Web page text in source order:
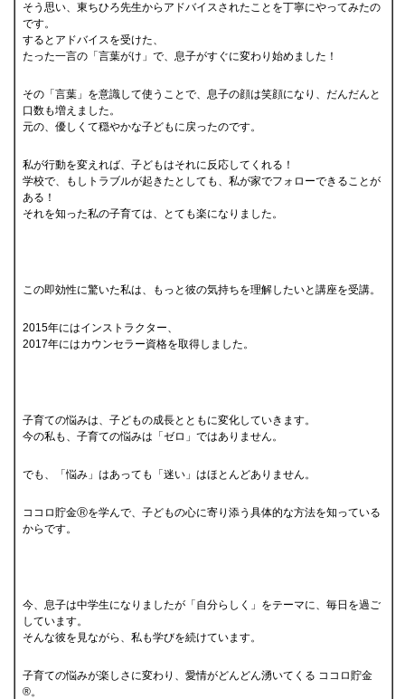
そう思い、東ちひろ先生からアドバイスされたことを丁寧にやってみたの
です。
するとアドバイスを受けた、
たった一言の「言葉がけ」で、息子がすぐに変わり始めました！
その「言葉」を意識して使うことで、息子の顔は笑顔になり、だんだんと
口数も増えました。
元の、優しくて穏やかな子どもに戻ったのです。
私が行動を変えれば、子どもはそれに反応してくれる！
学校で、もしトラブルが起きたとしても、私が家でフォローできることが
ある！
それを知った私の子育ては、とても楽になりました。
この即効性に驚いた私は、もっと彼の気持ちを理解したいと講座を受講。
2015年にはインストラクター、
2017年にはカウンセラー資格を取得しました。
子育ての悩みは、子どもの成長とともに変化していきます。
今の私も、子育ての悩みは「ゼロ」ではありません。
でも、「悩み」はあっても「迷い」はほとんどありません。
ココロ貯金Ⓡを学んで、子どもの心に寄り添う具体的な方法を知っている
からです。
今、息子は中学生になりましたが「自分らしく」をテーマに、毎日を過ご
しています。
そんな彼を見ながら、私も学びを続けています。
子育ての悩みが楽しさに変わり、愛情がどんどん湧いてくる ココロ貯金
®。